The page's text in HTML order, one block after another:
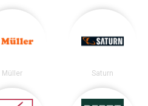
Müller Saturn